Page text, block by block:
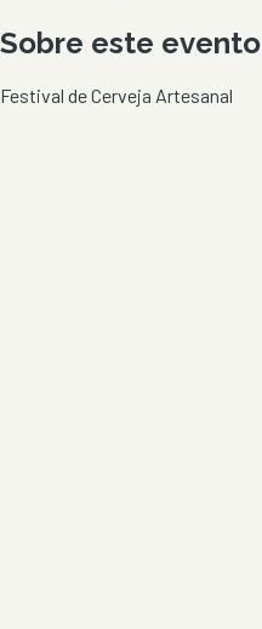
Sobre este evento
Festival de Cerveja Artesanal